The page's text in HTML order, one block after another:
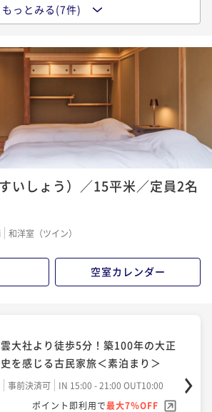
2名
年大正モダンな古民家に泊まる地元
＞
事前決済可
IN 15:00 - 17:30 OUT10:00
ポイント即利用で最大7％OFF
¥72,000~
2名 ¥ 66,960 ~
出雲大社より徒歩5分！風土薫
"で出雲を堪能する古民家旅＜夕朝
ポイント即利用で最大7％OFF
¥73,200~
レゼント】出雲をじっくり味わい
朝食付き＞
事前決済可
IN 15:00 - 17:30 OUT10:00
古民家で味わう島根の恵み 朝食付
み＞
事前決済可
IN 15:00 - 21:00 OUT10:00
最大7％OFF
¥48,400~
2名 ¥ 45,012 ~
】風土薫る"香りのフレンチ"で出
旅＜夕朝食付き＞
¥69,000~
2名 ¥ 64,170 ~
】風土薫る"香りのフレンチ"で出
旅＜夕朝食付き＞
事前決済可
IN 15:00 - 17:30 OUT10:00
ポイント即利用で最大7％OFF
もっとみる(7件)
いしょう）／15平米／定員2名
和洋室（ツイン）
空室カレンダー
雲大社より徒歩5分！築100年の大正
を感じる古民家旅＜素泊まり＞
事前決済可
IN 15:00 - 21:00 OUT10:00
ポイント即利用で最大7％OFF